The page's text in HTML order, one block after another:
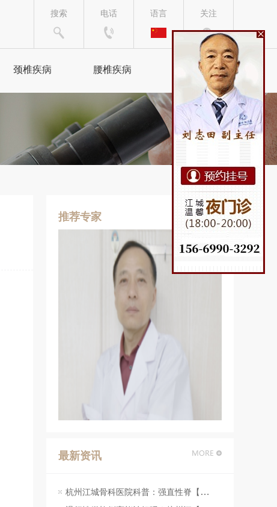
搜索 电话 语言 关注
颈椎疾病
颈腰综合症
腰椎疾病
腰椎间盘突出
腰椎病
来院路线
推荐专家
最新资讯
杭州江城骨科医院科普：强直性脊【07-23】